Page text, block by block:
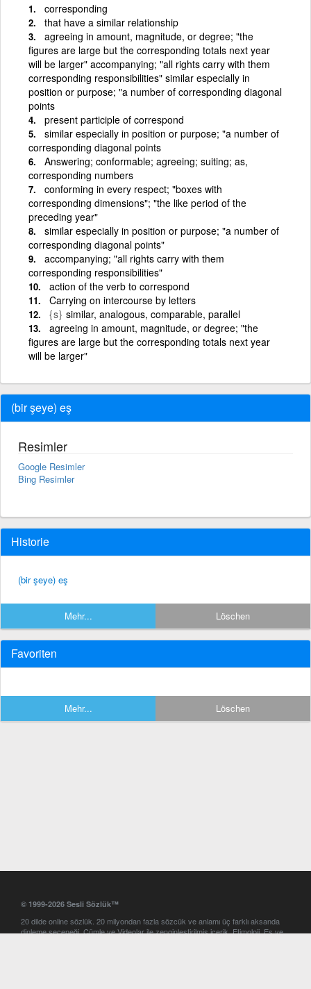
corresponding
that have a similar relationship
agreeing in amount, magnitude, or degree; "the
figures are large but the corresponding totals next year
will be larger" accompanying; "all rights carry with them
corresponding responsibilities" similar especially in
position or purpose; "a number of corresponding diagonal
points
present participle of correspond
similar especially in position or purpose; "a number of
corresponding diagonal points
Answering; conformable; agreeing; suiting; as,
corresponding numbers
conforming in every respect; "boxes with
corresponding dimensions"; "the like period of the
preceding year"
similar especially in position or purpose; "a number of
corresponding diagonal points"
accompanying; "all rights carry with them
corresponding responsibilities"
action of the verb to correspond
Carrying on intercourse by letters
{s} similar, analogous, comparable, parallel
agreeing in amount, magnitude, or degree; "the
figures are large but the corresponding totals next year
will be larger"
(bir şeye) eş
Resimler
Google Resimler
Bing Resimler
Historie
(bir şeye) eş
Mehr... Löschen
Favoriten
Mehr... Löschen
© 1999-2026 Sesli Sözlük™
20 dilde online sözlük. 20 milyondan fazla sözcük ve anlamı üç farklı aksanda
dinleme seçeneği. Cümle ve Videolar ile zenginleştirilmiş içerik. Etimoloji, Eş ve